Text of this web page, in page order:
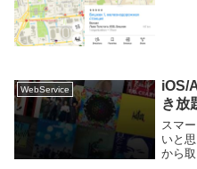
WebService
iOS/
き放
スマ
いと
から